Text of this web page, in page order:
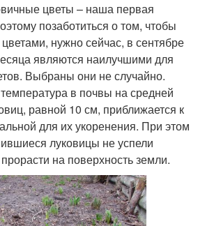
цветы – наша первая
позаботиться о том, чтобы
нужно сейчас, в сентябре
являются наилучшими для
Выбраны они не случайно.
в почвы на средней
равной 10 см, приближается к
для их укоренения. При этом
луковицы не успели
на поверхность земли.